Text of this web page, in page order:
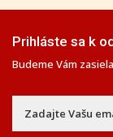
Prihláste sa k
Budeme Vám